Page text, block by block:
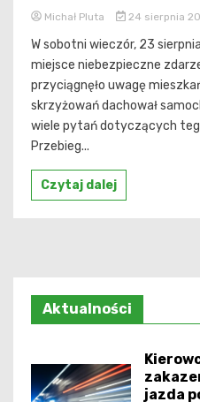
Michał Pluta 24 sierpnia
W sobotni wieczór, 23
miejsce niebezpieczne
przyciągnęło uwagę
skrzyżowań dachował
wiele pytań dotyczących
Przebieg...
Czytaj dalej
Aktualności
jazda